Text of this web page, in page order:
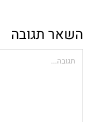
השאר תגובה